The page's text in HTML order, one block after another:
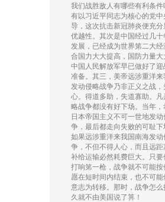
我们战胜敌人有哪些有利条
有以习近平同志为核心的党中
导，这次抗击新冠肺炎便充
优越性。其次是中国经过几
发展，已经成为世界笫二大
合国力大大提高，国防力量大
中国人民解放军早已做好了
准备。其三，美帝远涉重洋
发动侵略战争乃非正义之战，
心。得道多助，失道寡助。
略战争都没有好下场。当年
日本帝国主义不可一世地发
争，最后都走向失败的可耻下
如果远涉重洋来我国南海发动
争，不但不得人心，而且远距
补给运输必然耗费巨大。只
打响笫一枪，战争就不可能
愿在短时间内结束，也不可能
意志为转移。那时，战争怎么
久就不由美国说了箅！